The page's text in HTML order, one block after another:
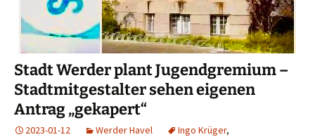
Stadt Werder plant Jugendgremium –
Stadtmitgestalter sehen eigenen
Antrag „gekapert“
2023-01-12 Werder Havel Ingo Krüger,